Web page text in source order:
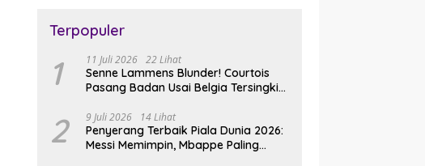
Terpopuler
1 11 Juli 2026 22 Lihat
Senne Lammens Blunder! Courtois
Pasang Badan Usai Belgia Tersingkir
2 9 Juli 2026 14 Lihat
Penyerang Terbaik Piala Dunia 2026:
Messi Memimpin, Mbappe Paling